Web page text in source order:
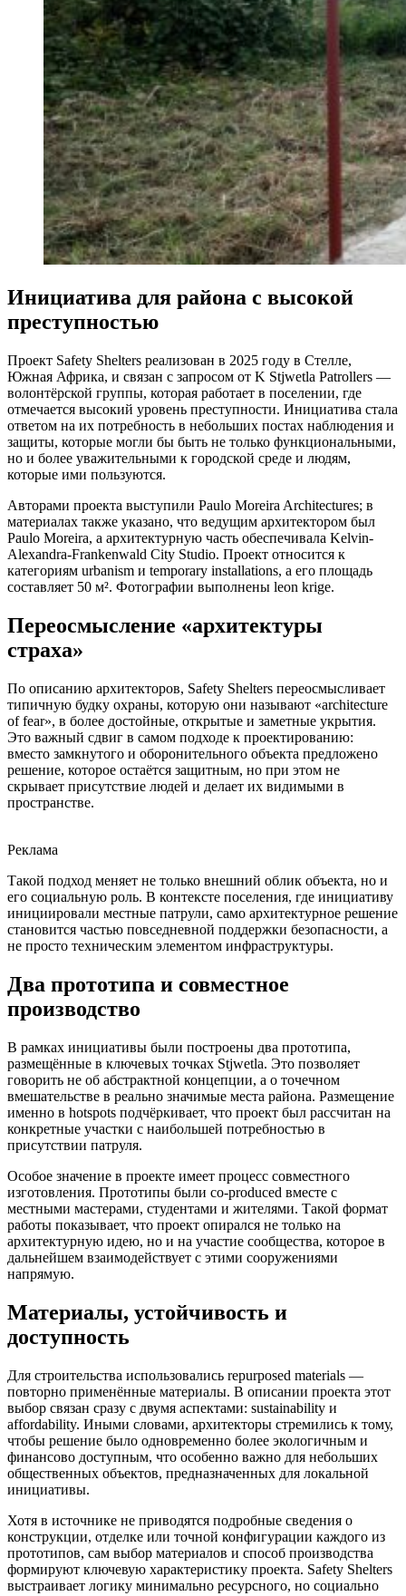
Инициатива для района с высокой
преступностью
Проект Safety Shelters реализован в 2025 году в Стелле,
Южная Африка, и связан с запросом от K Stjwetla Patrollers —
волонтёрской группы, которая работает в поселении, где
отмечается высокий уровень преступности. Инициатива стала
ответом на их потребность в небольших постах наблюдения и
защиты, которые могли бы быть не только функциональными,
но и более уважительными к городской среде и людям,
которые ими пользуются.
Авторами проекта выступили Paulo Moreira Architectures; в
материалах также указано, что ведущим архитектором был
Paulo Moreira, а архитектурную часть обеспечивала Kelvin-
Alexandra-Frankenwald City Studio. Проект относится к
категориям urbanism и temporary installations, а его площадь
составляет 50 м². Фотографии выполнены leon krige.
Переосмысление «архитектуры
страха»
По описанию архитекторов, Safety Shelters переосмысливает
типичную будку охраны, которую они называют «architecture
of fear», в более достойные, открытые и заметные укрытия.
Это важный сдвиг в самом подходе к проектированию:
вместо замкнутого и оборонительного объекта предложено
решение, которое остаётся защитным, но при этом не
скрывает присутствие людей и делает их видимыми в
пространстве.
Реклама
Такой подход меняет не только внешний облик объекта, но и
его социальную роль. В контексте поселения, где инициативу
инициировали местные патрули, само архитектурное решение
становится частью повседневной поддержки безопасности, а
не просто техническим элементом инфраструктуры.
Два прототипа и совместное
производство
В рамках инициативы были построены два прототипа,
размещённые в ключевых точках Stjwetla. Это позволяет
говорить не об абстрактной концепции, а о точечном
вмешательстве в реально значимые места района. Размещение
именно в hotspots подчёркивает, что проект был рассчитан на
конкретные участки с наибольшей потребностью в
присутствии патруля.
Особое значение в проекте имеет процесс совместного
изготовления. Прототипы были co-produced вместе с
местными мастерами, студентами и жителями. Такой формат
работы показывает, что проект опирался не только на
архитектурную идею, но и на участие сообщества, которое в
дальнейшем взаимодействует с этими сооружениями
напрямую.
Материалы, устойчивость и
доступность
Для строительства использовались repurposed materials —
повторно применённые материалы. В описании проекта этот
выбор связан сразу с двумя аспектами: sustainability и
affordability. Иными словами, архитекторы стремились к тому,
чтобы решение было одновременно более экологичным и
финансово доступным, что особенно важно для небольших
общественных объектов, предназначенных для локальной
инициативы.
Хотя в источнике не приводятся подробные сведения о
конструкции, отделке или точной конфигурации каждого из
прототипов, сам выбор материалов и способ производства
формируют ключевую характеристику проекта. Safety Shelters
выстраивает логику минимально ресурсного, но социально